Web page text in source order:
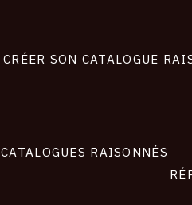
CRÉER SON CATALOGUE
CATALOGUES RAISONNÉS